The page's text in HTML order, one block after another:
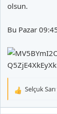
olsun.
Bu Pazar
T
Selçuk Sarı